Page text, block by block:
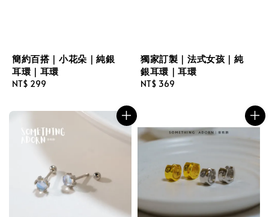
簡約百搭｜小花朵｜純銀
耳環｜耳環
Regular
NT$ 299
獨家訂製｜法式女孩｜純
銀耳環｜耳環
Regular
NT$ 369